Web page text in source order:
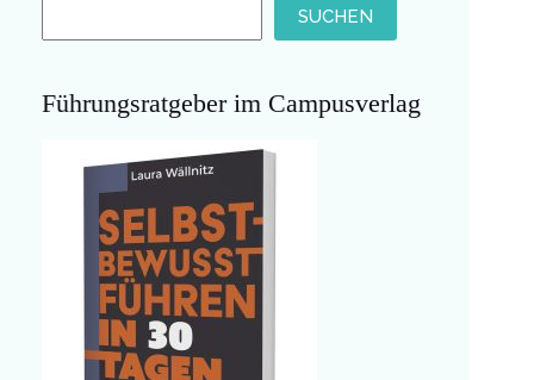
SUCHEN
Führungsratgeber im Campusverlag